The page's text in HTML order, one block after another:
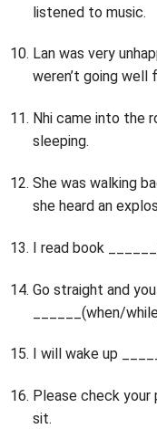
listened to music.
Lan was very
weren’t going well
Nhi came into the
sleeping.
She was walking
she heard an
I read book
Go straight and
______(when/
I will wake up
Please check
sit.